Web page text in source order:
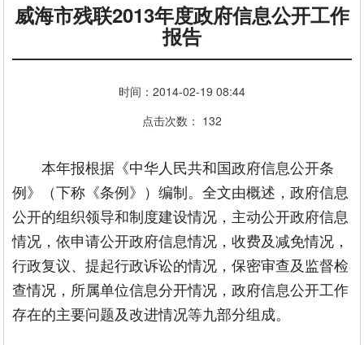
威海市残联2013年度政府信息公开工作
报告
时间： 2014-02-19 08:44
点击次数： 132
本年报根据《中华人民共和国政府信息公开条
例》（下称《条例》）编制。全文由概述，政府信息
公开的组织领导和制度建设情况，主动公开政府信息
情况，依申请公开政府信息情况，收费及减免情况，
行政复议、提起行政诉讼的情况，保密审查及监督检
查情况，所属单位信息分开情况，政府信息公开工作
存在的主要问题及改进情况等九部分组成。